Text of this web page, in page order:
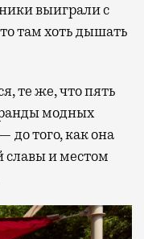
выиграли с
там хоть дышать
те же, что пять
модных
до того, как она
славы и местом